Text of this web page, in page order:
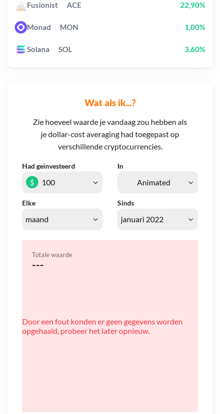
Wat als ik...?
Zie hoeveel waarde je vandaag zou hebben als
je dollar-cost averaging had toegepast op
verschillende cryptocurrencies.
Had geïnvesteerd In
Elke Sinds
$
Totale waarde
---
Door een fout konden er geen gegevens worden
opgehaald, probeer het later opnieuw.
Fusionist ACE 22,90%
Monad MON 1,00%
Solana SOL 3,60%